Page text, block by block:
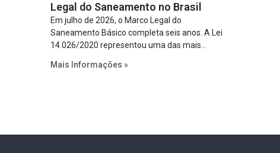
sujeita a uma escolha racional de projeto a
projeto.
Legal do Saneamento no Brasil
Em julho de 2026, o Marco Legal do
Saneamento Básico completa seis anos. A Lei
14.026/2020 representou uma das mais
estabelecer metas claras para a
mecanismos voltados à segurança jurídica dos
Mais Informações »